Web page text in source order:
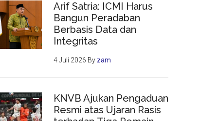
Arif Satria: ICMI Harus
Bangun Peradaban
Berbasis Data dan
Integritas
4 Juli 2026 By zam
KNVB Ajukan Pengaduan
Resmi atas Ujaran Rasis